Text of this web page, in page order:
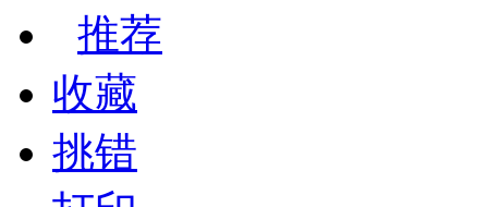
推荐
收藏
挑错